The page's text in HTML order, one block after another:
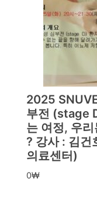
2025
부전 (stage
는 여정, 우
? 강사 : 김
의료센터)
0₩